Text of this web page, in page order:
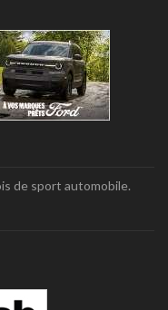
de sport automobile.